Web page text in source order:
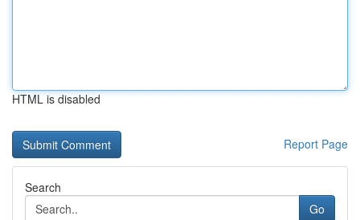
HTML is disabled
Report Page
Search
Go